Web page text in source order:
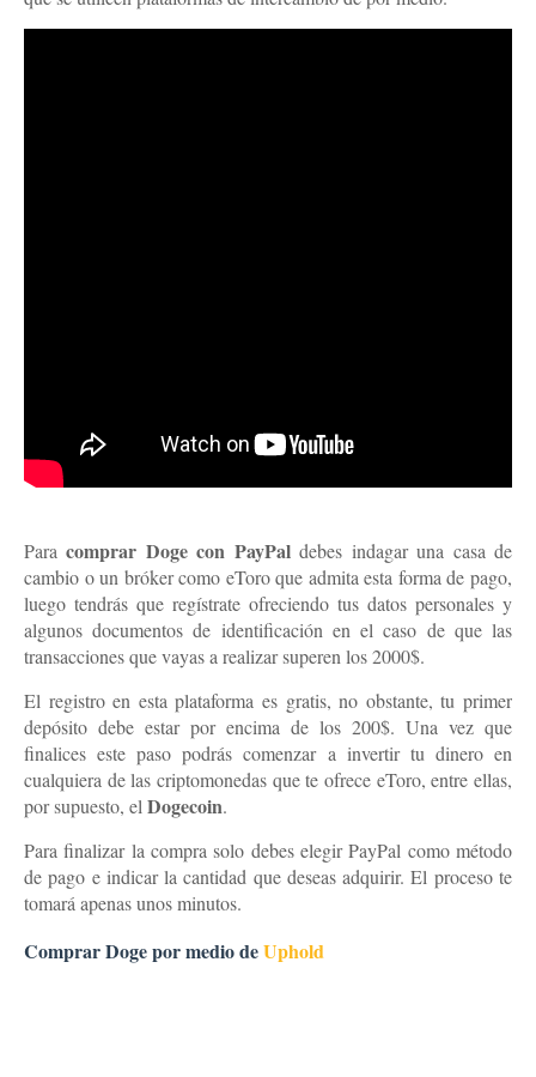
Paracomprar Doge con PayPaldebes indagar una casa de
cambio o un bróker como eToro que admita esta forma de pago,
luego tendrás que regístrate ofreciendo tus datos personales y
algunos documentos de identificación en el caso de que las
transacciones que vayas a realizar superen los 2000$.
El registro en esta plataforma es gratis, no obstante, tu primer
depósito debe estar por encima de los 200$. Una vez que
finalices este paso podrás comenzar a invertir tu dinero en
cualquiera de las criptomonedas que te ofrece eToro, entre ellas,
por supuesto, el Dogecoin.
Para finalizar la compra solo debes elegir PayPal como método
de pago e indicar la cantidad que deseas adquirir. El proceso te
tomará apenas unos minutos.
Comprar Doge por medio deUphold